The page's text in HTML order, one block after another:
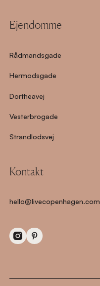
Ejendomme
Rådmandsgade
Hermodsgade
Dortheavej
Vesterbrogade
Strandlodsvej
Kontakt
hello@livecopenhagen.com